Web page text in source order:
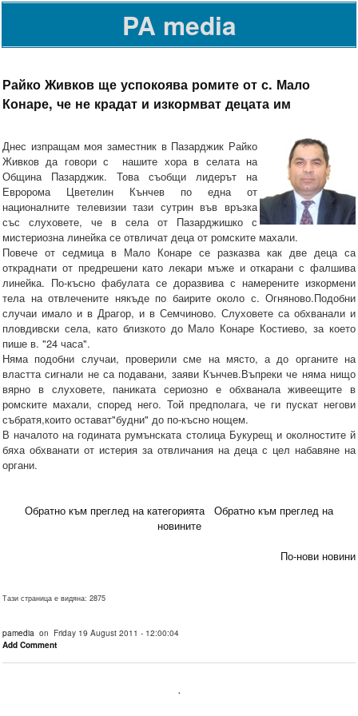
PA media
Райко Живков ще успокоява ромите от с. Мало
Конаре, че не крадат и изкормват децата им
Днес изпращам моя заместник в Пазарджик Райко
Живков да говори с нашите хора в селата на
Община Пазарджик. Това съобщи лидерът на
Евророма Цветелин Кънчев по една от
националните телевизии тази сутрин във връзка
със слуховете, че в села от Пазарджишко с
мистериозна линейка се отвличат деца от ромските махали.
Повече от седмица в Мало Конаре се разказва как две деца са
откраднати от предрешени като лекари мъже и откарани с фалшива
линейка. По-късно фабулата се доразвива с намерените изкормени
тела на отвлечените някъде по баирите около с. Огняново.Подобни
случаи имало и в Драгор, и в Семчиново. Слуховете са обхванали и
пловдивски села, като близкото до Мало Конаре Костиево, за което
пише в. "24 часа".
Няма подобни случаи, проверили сме на място, а до органите на
властта сигнали не са подавани, заяви Кънчев.Въпреки че няма нищо
вярно в слуховете, паниката сериозно е обхванала живеещите в
ромските махали, според него. Той предполага, че ги пускат негови
събратя,които остават"будни" до по-късно нощем.
В началото на годината румънската столица Букурещ и околностите й
бяха обхванати от истерия за отвличания на деца с цел набавяне на
органи.
Обратно към преглед на категорията
Обратно към преглед на
новините
По-нови новини
Тази страница е видяна: 2875
pamedia on Friday 19 August 2011 - 12:00:04
Add Comment
.